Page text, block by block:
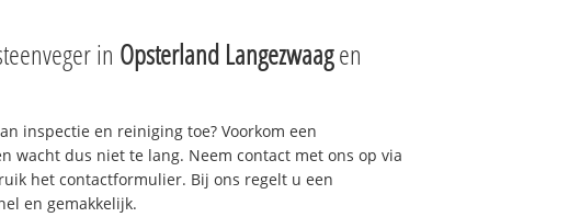
in Opsterland Langezwaagen
inspectie en reiniging toe? Voorkom een
wacht dus niet te lang. Neem contact met ons op via
het contactformulier. Bij ons regelt u een
en gemakkelijk.